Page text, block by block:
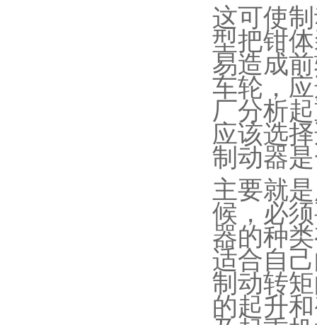
这可使
型把钳
易造成
车轮，
厂分析
应该选
制动器
主要就
候，必
器的种
适合自
制动转
的起升